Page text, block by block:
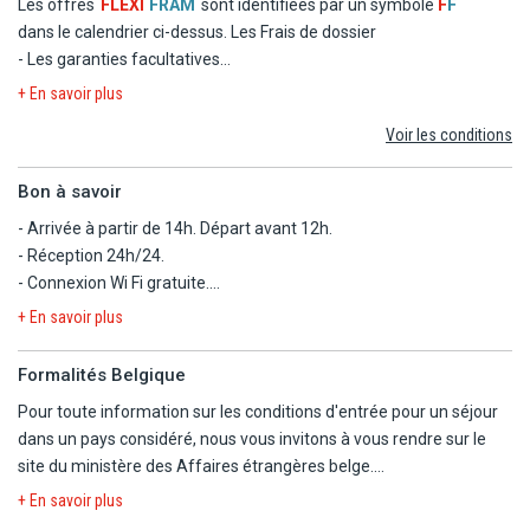
- Le transfert
Les offres FLEXI FRAM sont identifiées par un symbole FF
dans le calendrier ci-dessus.
Les Frais de dossier
- Les garanties facultatives
- Les autres repas et les boissons
+ En savoir plus
Voir les conditions
Bon à savoir
- Arrivée à partir de 14h. Départ avant 12h.
- Réception 24h/24.
- Connexion Wi Fi gratuite.
- Service de navette vers le centre de Ubud.
- Possibilité de chambres communicantes.
Nyepi Day (Nouvel an balinais : le 19/3/26) : conformément à
législation en vigueur localement, tous les visiteurs doivent
impérativement rester au sein de l'hébergement lors du Nouvel an
+ En savoir plus
Formalités Belgique
Pour toute information sur les conditions d'entrée pour un séjour
dans un pays considéré, nous vous invitons à vous rendre sur le
site du ministère des Affaires étrangères belge.
https://diplomatie.belgium.be/fr/Services/voyager_a_letranger/
+ En savoir plus